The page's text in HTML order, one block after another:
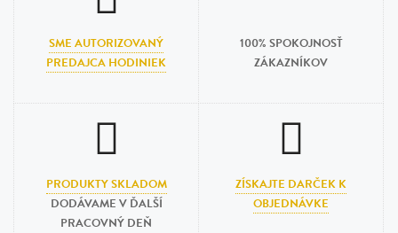
SME AUTORIZOVANÝ
PREDAJCA HODINIEK
100% SPOKOJNOSŤ
ZÁKAZNÍKOV
PRODUKTY SKLADOM
DODÁVAME V ĎALŠÍ
PRACOVNÝ DEŇ
ZÍSKAJTE DARČEK K
OBJEDNÁVKE